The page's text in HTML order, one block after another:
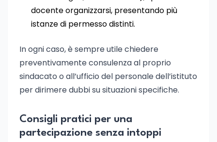
docente organizzarsi, presentando più
istanze di permesso distinti.
In ogni caso, è sempre utile chiedere
preventivamente consulenza al proprio
sindacato o all’ufficio del personale dell’istituto
per dirimere dubbi su situazioni specifiche.
Consigli pratici per una
partecipazione senza intoppi